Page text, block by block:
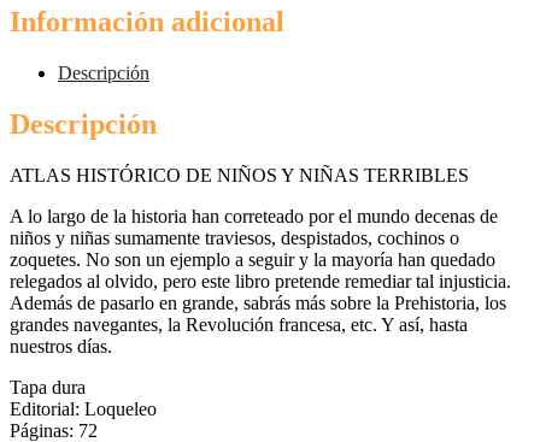
Información adicional
Descripción
Descripción
ATLAS HISTÓRICO DE NIÑOS Y NIÑAS TERRIBLES
A lo largo de la historia han correteado por el mundo decenas de
niños y niñas sumamente traviesos, despistados, cochinos o
zoquetes. No son un ejemplo a seguir y la mayoría han quedado
relegados al olvido, pero este libro pretende remediar tal injusticia.
Además de pasarlo en grande, sabrás más sobre la Prehistoria, los
grandes navegantes, la Revolución francesa, etc. Y así, hasta
nuestros días.
Tapa dura
Editorial: Loqueleo
Páginas: 72